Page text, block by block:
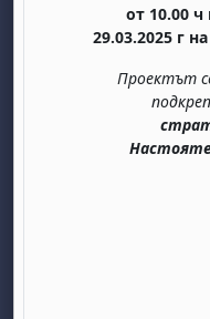
от 10.00 ч
29.03.2025 г на
Проектът
domenica 2 agosto